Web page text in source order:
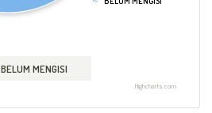
BELUM MENGISI
Highcharts.com